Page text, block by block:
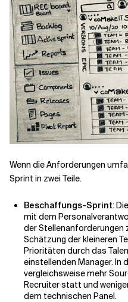
Wenn die Anforderungen
Sprint in zwei Teile.
Beschaffungs-Sprint:
mit dem
der Stellenanforderungen
Schätzung der kleineren
Prioritäten durch das
einstellenden Manager. In
vergleichsweise mehr
Recruiter statt und
dem technischen Panel.